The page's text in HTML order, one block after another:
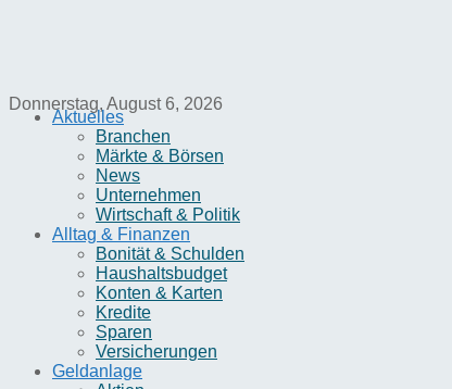
Donnerstag, August 6, 2026
Aktuelles
Branchen
Märkte & Börsen
News
Unternehmen
Wirtschaft & Politik
Alltag & Finanzen
Bonität & Schulden
Haushaltsbudget
Konten & Karten
Kredite
Sparen
Versicherungen
Geldanlage